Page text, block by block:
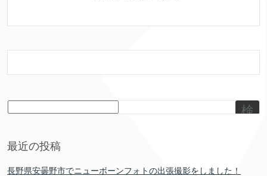
検
最近の投稿
長野県安曇野市でニューボーンフォトの出張撮影をしました！